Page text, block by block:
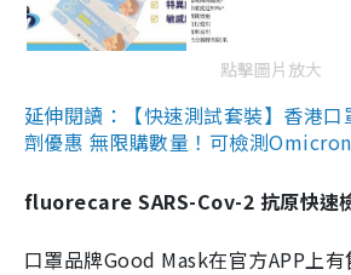
點擊圖片放大
延伸閱讀：【快速測試套裝】香港
劑優惠 無限購數量！可檢測
fluorecare SARS-Cov-2 抗原快速
口罩品牌Good Mask在官方APP上